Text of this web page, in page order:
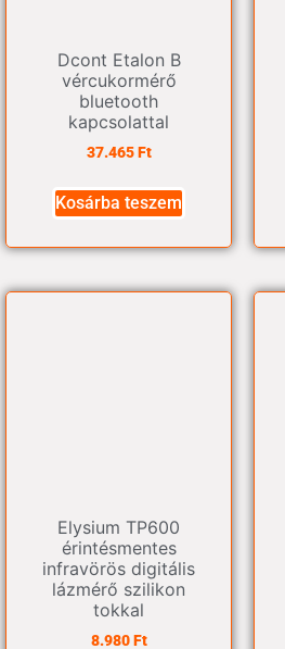
Dcont Etalon B
vércukormérő
bluetooth
kapcsolattal
37.465Ft
Kosárba teszem
Elysium TP600
érintésmentes
infravörös digitális
lázmérő szilikon
tokkal
8.980Ft